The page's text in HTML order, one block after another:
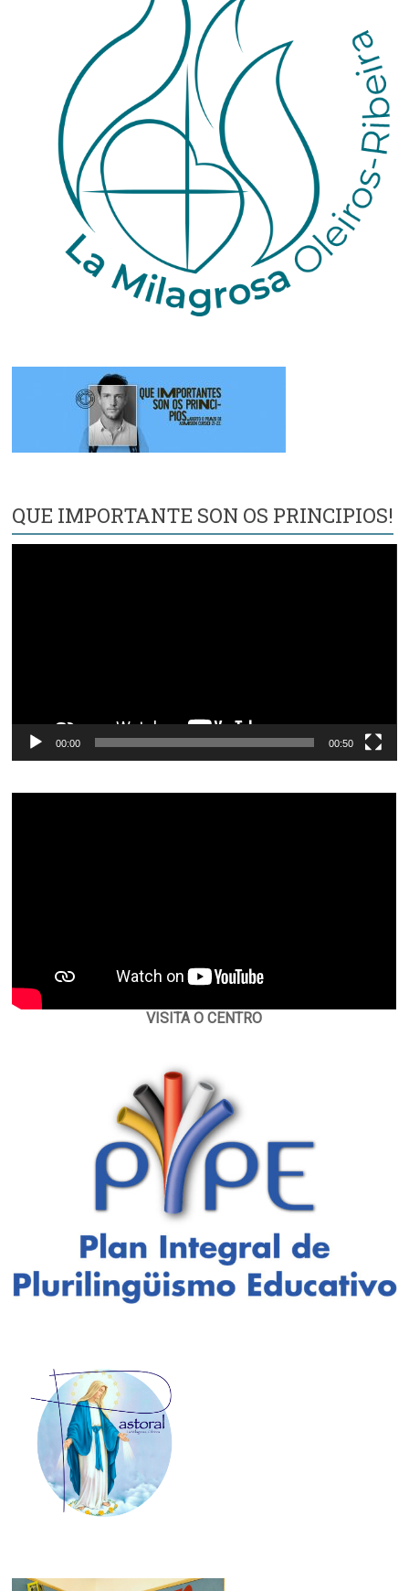
QUE IMPORTANTE SON OS PRINCIPIOS!
00:00 00:50
VISITA O CENTRO